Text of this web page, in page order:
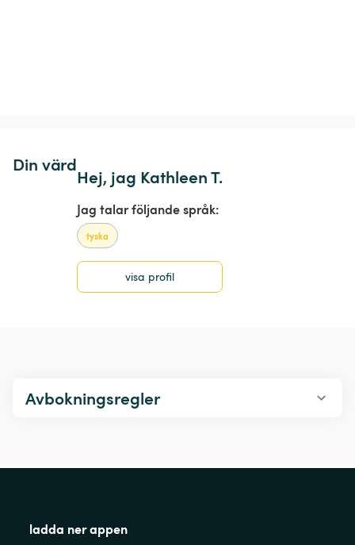
Din värd
Hej, jag Kathleen T.
Jag talar följande språk:
tyska
visa profil
Avbokningsregler
ladda ner appen